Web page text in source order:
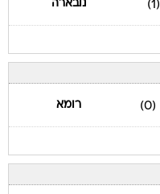
(1) נובארה
(0) רומא